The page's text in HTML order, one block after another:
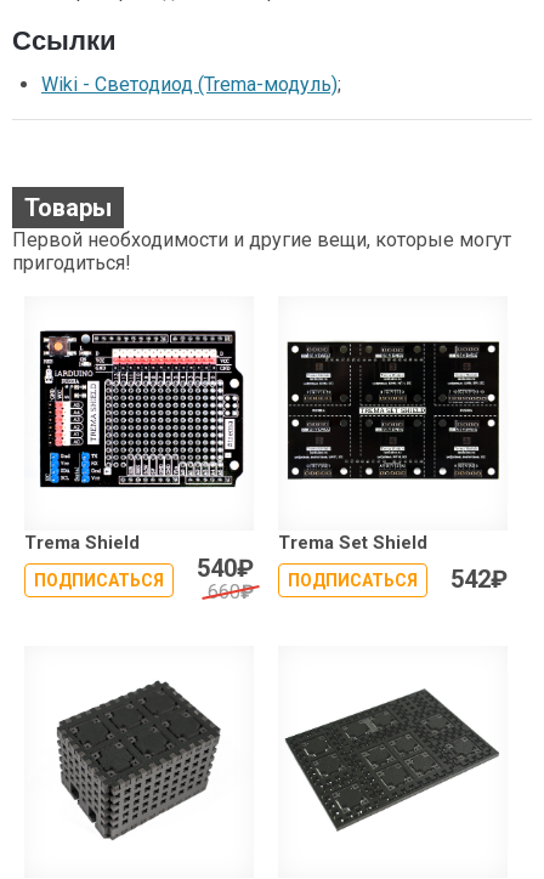
Ссылки
Wiki - Светодиод (Trema-модуль);
Товары
Первой необходимости и другие вещи, которые могут
пригодиться!
Trema Shield
ПОДПИСАТЬСЯ 540₽
660₽
Trema Set Shield
ПОДПИСАТЬСЯ 542₽